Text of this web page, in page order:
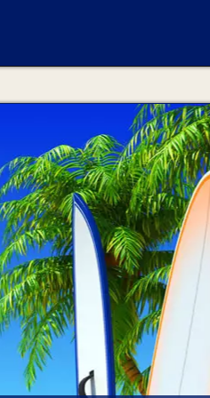
& LAISSÉE
Car Rental Ltd hors de
facture du locataire.
ET
que prévu ou décide